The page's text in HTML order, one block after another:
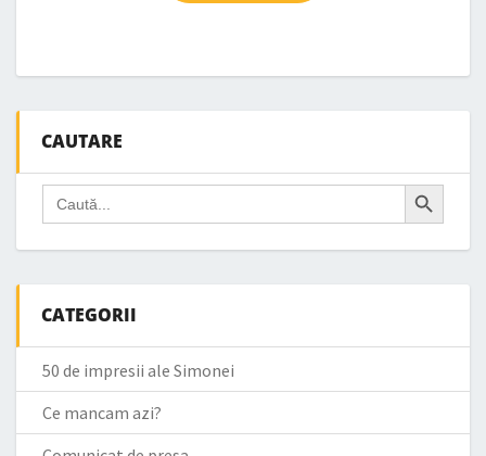
CAUTARE
Search
for:
Search Button
CATEGORII
50 de impresii ale Simonei
Ce mancam azi?